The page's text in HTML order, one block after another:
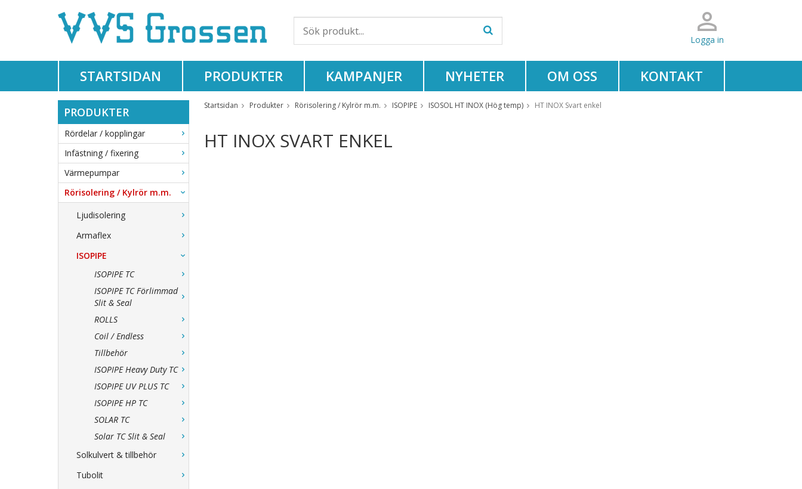
Logga in
STARTSIDAN PRODUKTER KAMPANJER NYHETER OM OSS KONTAKT
PRODUKTER
Rördelar / kopplingar
Infästning / fixering
Värmepumpar
Rörisolering / Kylrör m.m.
Ljudisolering
Armaflex
ISOPIPE
ISOPIPE TC
ISOPIPE TC Förlimmad
Slit & Seal
ROLLS
Coil / Endless
Tillbehör
ISOPIPE Heavy Duty TC
ISOPIPE UV PLUS TC
ISOPIPE HP TC
SOLAR TC
Solar TC Slit & Seal
Solkulvert & tillbehör
Tubolit
Startsidan Produkter Rörisolering / Kylrör m.m. ISOPIPE ISOSOL HT INOX (Hög temp) HT INOX Svart enkel
HT INOX SVART ENKEL